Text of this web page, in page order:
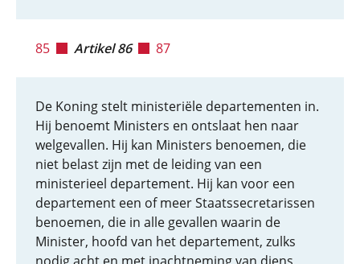
85 Artikel 86 87
De Koning stelt ministeriële departementen in.
Hij benoemt Ministers en ontslaat hen naar
welgevallen. Hij kan Ministers benoemen, die
niet belast zijn met de leiding van een
ministerieel departement. Hij kan voor een
departement een of meer Staatssecretarissen
benoemen, die in alle gevallen waarin de
Minister, hoofd van het departement, zulks